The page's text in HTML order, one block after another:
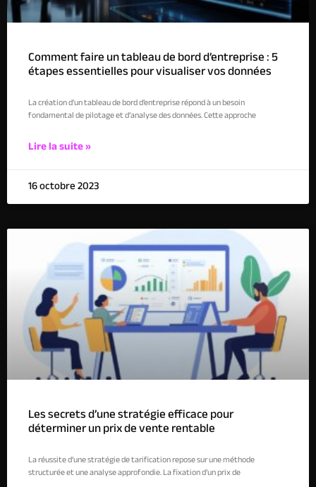
Comment faire un tableau de bord d’entreprise : 5
étapes essentielles pour visualiser vos données
La création d’un tableau de bord d’entreprise répond à un besoin
fondamental de pilotage et d’analyse des données. Cette approche
Lire la suite »
16 octobre 2023
Les secrets d’une stratégie efficace pour
déterminer un prix de vente rentable
La réussite d’une stratégie de tarification repose sur une méthode
structurée et une analyse approfondie. La fixation d’un prix de